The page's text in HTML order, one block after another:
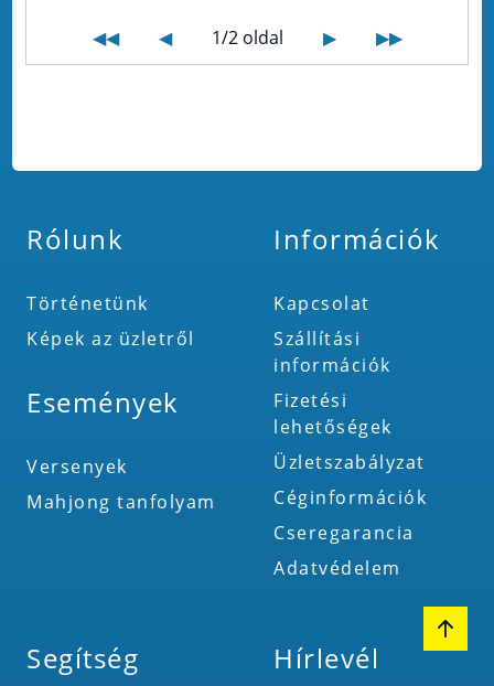
◀◀ ◀ 1/2 oldal ▶ ▶▶
Rólunk
Történetünk
Képek az üzletről
Események
Versenyek
Mahjong tanfolyam
Információk
Kapcsolat
Szállítási
információk
Fizetési
lehetőségek
Üzletszabályzat
Céginformációk
Cseregarancia
Adatvédelem
Segítség Hírlevél